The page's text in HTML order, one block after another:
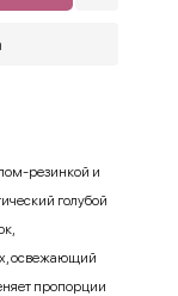
резинкой и
голубой
освежающий
пропорции